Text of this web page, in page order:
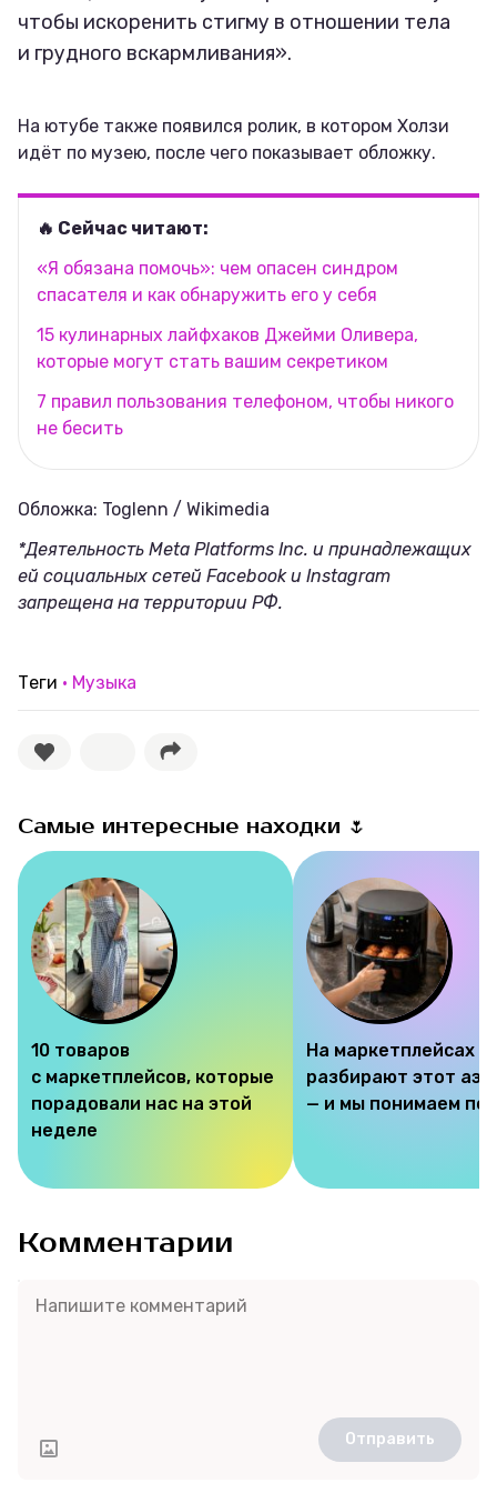
чтобы искоренить стигму в отношении тела
и грудного вскармливания».
На ютубе также появился ролик, в котором Холзи
идёт по музею, после чего показывает обложку.
🔥 Сейчас читают:
«Я обязана помочь»: чем опасен синдром
спасателя и как обнаружить его у себя
15 кулинарных лайфхаков Джейми Оливера,
которые могут стать вашим секретиком
7 правил пользования телефоном, чтобы никого
не бесить
Обложка: Toglenn / Wikimedia
*Деятельность Meta Platforms Inc. и принадлежащих
ей социальных сетей Facebook и Instagram
запрещена на территории РФ.
Теги Музыка
Самые интересные находки 🌷
10 товаров
с маркетплейсов, которые
порадовали нас на этой
неделе
На маркетплейсах
разбирают этот
— и мы понимаем
Комментарии
Отправить